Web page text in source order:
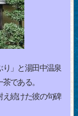
」と湯田中温泉
である。
続けた彼の句碑